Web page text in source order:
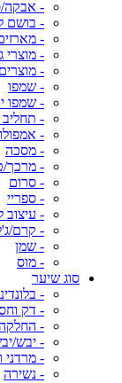
- אבקה/
- בושם
-
- מוצרי
-
- שמפו
- שמפו
- תחליב
-
- מסכה
- מרכך/
- סרום
- ספריי
-
- קרם/
- שמן
- מוס
סוג שיער
-
- דק
-
- יבש/
- מרדני
- נשירה